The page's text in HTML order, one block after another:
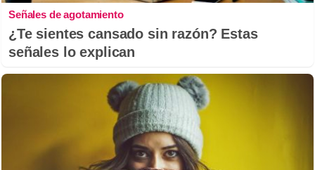
Señales de agotamiento
¿Te sientes cansado sin razón? Estas
señales lo explican